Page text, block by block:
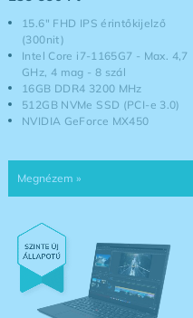
15.6" FHD IPS érintőkijelző
(300nit)
Intel Core i7-1165G7 - Max. 4,7
GHz, 4 mag - 8 szál
16GB DDR4 3200 MHz
512GB NVMe SSD (PCI-e 3.0)
NVIDIA GeForce MX450